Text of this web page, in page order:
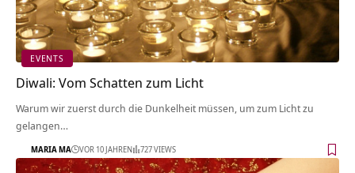
EVENTS
Diwali: Vom Schatten zum Licht
Warum wir zuerst durch die Dunkelheit müssen, um zum Licht zu
gelangen…
MARIA MA VOR 10 JAHREN 727 VIEWS